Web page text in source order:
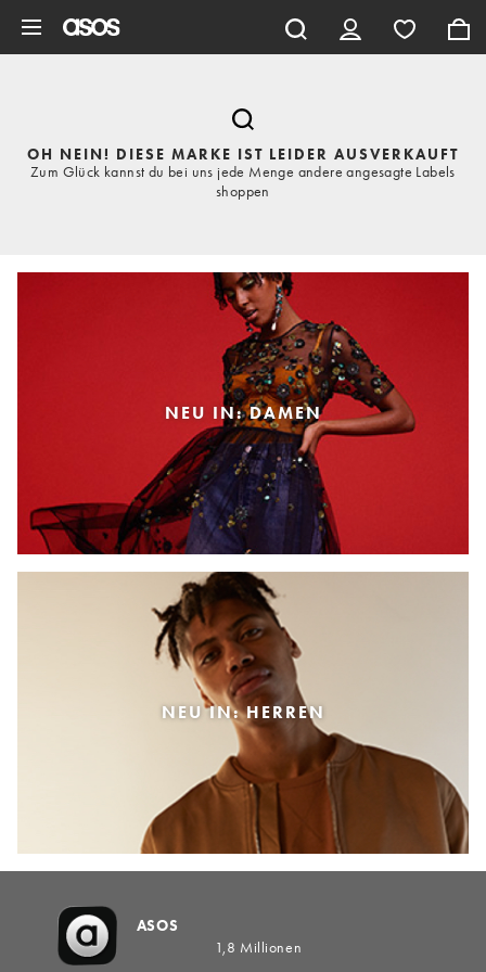
OH NEIN! DIESE MARKE IST LEIDER AUSVERKAUFT
Zum Glück kannst du bei uns jede Menge andere angesagte Labels
shoppen
NEU IN: DAMEN
NEU IN: HERREN
ASOS
1,8 Millionen